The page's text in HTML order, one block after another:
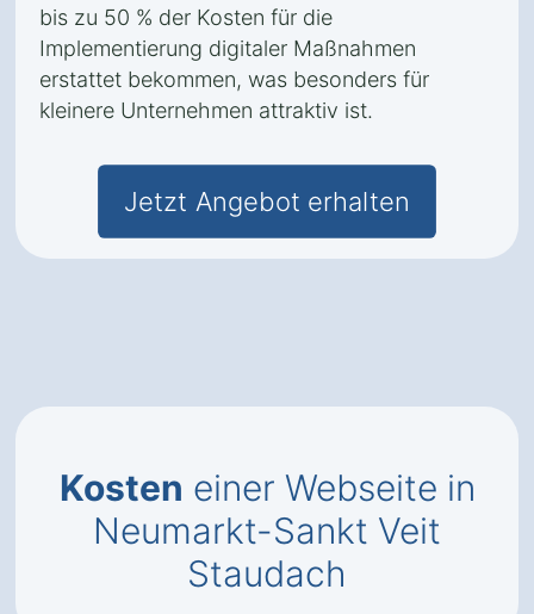
bis zu 50 % der Kosten für die
Implementierung digitaler Maßnahmen
erstattet bekommen, was besonders für
kleinere Unternehmen attraktiv ist.
Jetzt Angebot erhalten
Kosten einer Webseite in
Neumarkt-Sankt Veit
Staudach